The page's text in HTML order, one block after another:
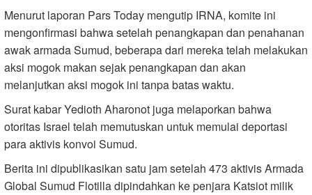
Menurut laporan Pars Today mengutip IRNA, komite ini
mengonfirmasi bahwa setelah penangkapan dan penahanan
awak armada Sumud, beberapa dari mereka telah melakukan
aksi mogok makan sejak penangkapan dan akan
melanjutkan aksi mogok ini tanpa batas waktu.
Surat kabar Yedioth Aharonot juga melaporkan bahwa
otoritas Israel telah memutuskan untuk memulai deportasi
para aktivis konvoi Sumud.
Berita ini dipublikasikan satu jam setelah 473 aktivis Armada
Global Sumud Flotilla dipindahkan ke penjara Katsiot milik